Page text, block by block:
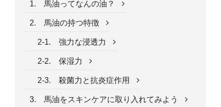
1. 馬油ってなんの油？
2. 馬油の持つ特徴
2-1. 強力な浸透力
2-2. 保湿力
2-3. 殺菌力と抗炎症作用
3. 馬油をスキンケアに取り入れてみよう